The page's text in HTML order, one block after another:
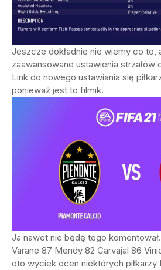
Jeszcze dokładnie nie wiemy co to,
zaawansowane ustawienia
Link do nowego ustawiania się
ponieważ jest to filmik.
Ja nawet nie będę tego
Varane 87 Mendy 82 Carvajal 86
oto wyciek ocen niektórych piłkarzy